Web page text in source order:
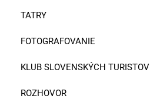
TATRY
FOTOGRAFOVANIE
KLUB SLOVENSKÝCH TURISTOV
ROZHOVOR